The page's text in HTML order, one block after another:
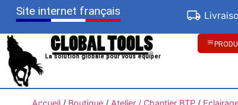
Site internet français
La solution globale pour vous équiper